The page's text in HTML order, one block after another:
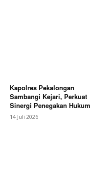
Kapolres Pekalongan
Sambangi Kejari, Perkuat
Sinergi Penegakan Hukum
14 Juli 2026